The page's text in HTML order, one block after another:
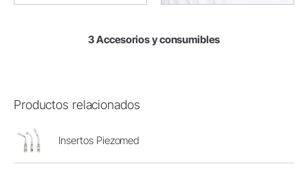
3 Accesorios y consumibles
Productos relacionados
Insertos Piezomed